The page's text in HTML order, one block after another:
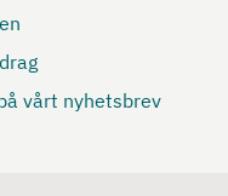
vårt nyhetsbrev